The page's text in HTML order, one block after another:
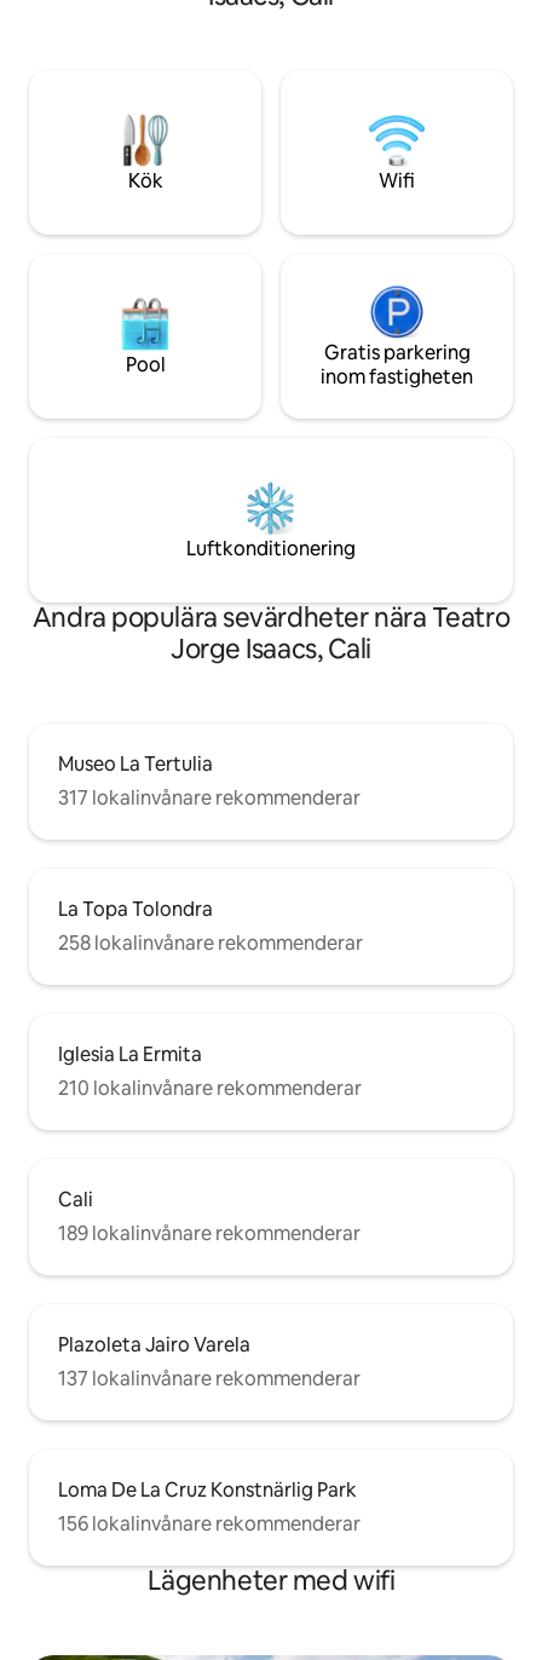
transporteras till det förflutna samtidigt
som du njuter av dagens många
moderna bekvämligheter.
Kök Wifi
Pool
Gratis parkering
inom fastigheten
Luftkonditionering
Andra populära sevärdheter nära Teatro
Jorge Isaacs, Cali
Museo La Tertulia
317 lokalinvånare rekommenderar
La Topa Tolondra
258 lokalinvånare rekommenderar
Iglesia La Ermita
210 lokalinvånare rekommenderar
Cali
189 lokalinvånare rekommenderar
Plazoleta Jairo Varela
137 lokalinvånare rekommenderar
Loma De La Cruz Konstnärlig Park
156 lokalinvånare rekommenderar
Lägenheter med wifi